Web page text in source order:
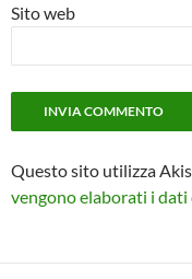
Sito web
Questo sito utilizza
vengono elaborati i